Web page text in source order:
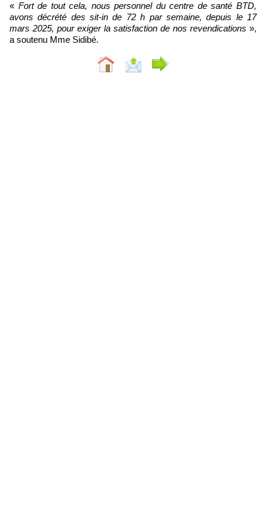
« Fort de tout cela, nous personnel du centre de santé BTD,
avons décrété des sit-in de 72 h par semaine, depuis le 17
mars 2025, pour exiger la satisfaction de nos revendications »,
a soutenu Mme Sidibé.